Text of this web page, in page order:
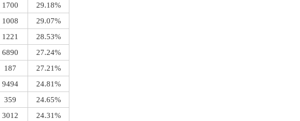
1700
29.18%
1008
29.07%
1221
28.53%
6890
27.24%
187
27.21%
9494
24.81%
359
24.65%
3012
24.31%